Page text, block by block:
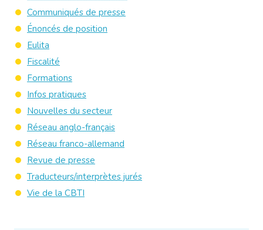
Communiqués de presse
Énoncés de position
Eulita
Fiscalité
Formations
Infos pratiques
Nouvelles du secteur
Réseau anglo-français
Réseau franco-allemand
Revue de presse
Traducteurs/interprètes jurés
Vie de la CBTI